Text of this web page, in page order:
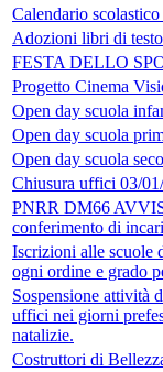
Calendario
Adozioni libri di
FESTA DELLO
Progetto Cinema
Open day scuola
Open day scuola
Open day scuola
Chiusura uffici 03/
PNRR DM66
conferimento di
Iscrizioni alle scuole
ogni ordine e grado
Sospensione attività
uffici nei giorni
natalizie.
Costruttori di